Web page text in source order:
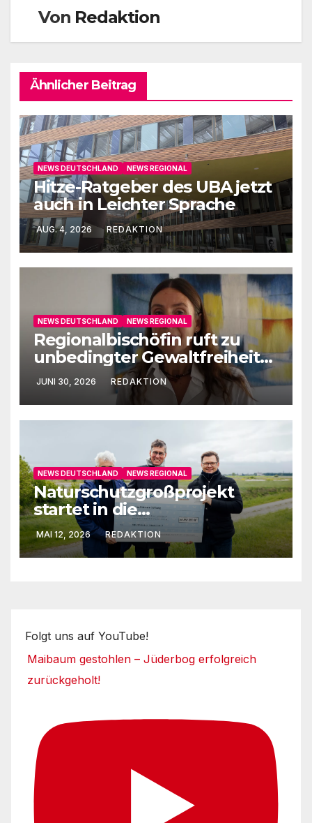
Von Redaktion
Ähnlicher Beitrag
NEWS DEUTSCHLAND NEWS REGIONAL
Hitze-Ratgeber des UBA jetzt
auch in Leichter Sprache
AUG. 4, 2026 REDAKTION
NEWS DEUTSCHLAND NEWS REGIONAL
Regionalbischöfin ruft zu
unbedingter Gewaltfreiheit
auf
JUNI 30, 2026 REDAKTION
NEWS DEUTSCHLAND NEWS REGIONAL
Naturschutzgroßprojekt
startet in die
Umsetzungsphase
MAI 12, 2026 REDAKTION
Folgt uns auf YouTube!
Maibaum gestohlen – Jüderbog erfolgreich
zurückgeholt!